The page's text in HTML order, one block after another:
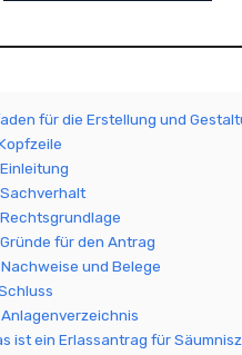
für die Erstellung und
für den Antrag
und Belege
ist ein Erlassantrag für